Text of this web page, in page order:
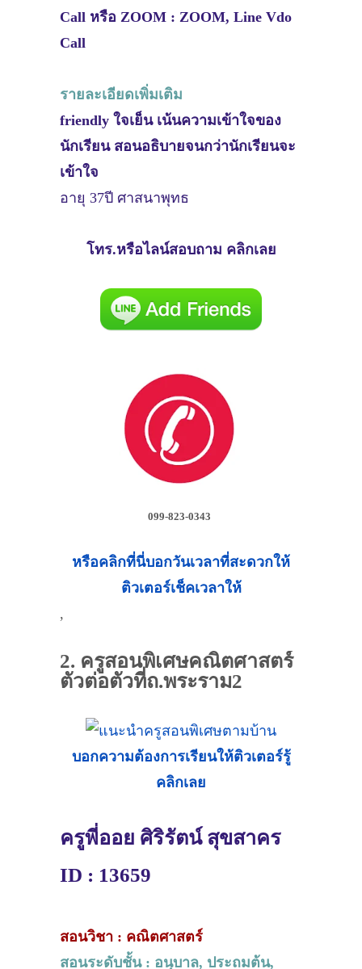
Call หรือ ZOOM : ZOOM, Line Vdo
Call
รายละเอียดเพิ่มเติม
friendly ใจเย็น เน้นความเข้าใจของ
นักเรียน สอนอธิบายจนกว่านักเรียนจะ
เข้าใจ
อายุ 37ปี ศาสนาพุทธ
โทร.หรือไลน์สอบถาม คลิกเลย
099-823-0343
หรือคลิกที่นี่บอกวันเวลาที่สะดวกให้
ติวเตอร์เช็คเวลาให้
,
2. ครูสอนพิเศษคณิตศาสตร์
ตัวต่อตัวที่ถ.พระราม2
บอกความต้องการเรียนให้ติวเตอร์รู้
คลิกเลย
ครูพี่ออย ศิริรัตน์ สุขสาคร
ID : 13659
สอนวิชา : คณิตศาสตร์
สอนระดับชั้น : อนุบาล, ประถมต้น,